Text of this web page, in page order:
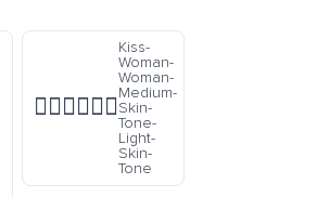
👩🏽‍❤️‍💋‍👩🏻
Kiss-
Woman-
Woman-
Medium-
Skin-
Tone-
Light-
Skin-
Tone